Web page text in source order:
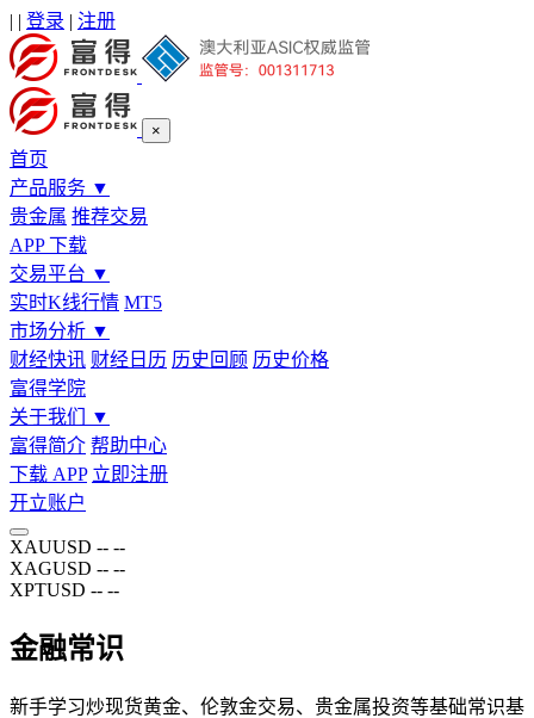
| | 登录 | 注册
×
首页
产品服务 ▼
贵金属 推荐交易
APP 下载
交易平台 ▼
实时K线行情 MT5
市场分析 ▼
财经快讯 财经日历 历史回顾 历史价格
富得学院
关于我们
▼
富得简介 帮助中心
下载 APP 立即注册
开立账户
XAUUSD -- --
XAGUSD -- --
XPTUSD -- --
金融常识
新手学习炒现货黄金、伦敦金交易、贵金属投资等基础常识基